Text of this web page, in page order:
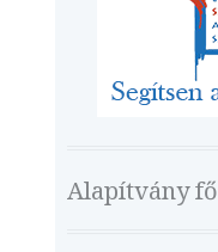
Alapítvány